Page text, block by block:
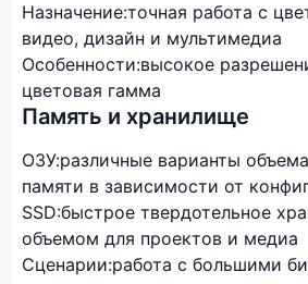
Назначение:точная работа с
видео, дизайн и мультимедиа
Особенности:высокое
цветовая гамма
Память и хранилище
ОЗУ:различные варианты
памяти в зависимости от
SSD:быстрое твердотельное
объемом для проектов и медиа
Сценарии:работа с большими